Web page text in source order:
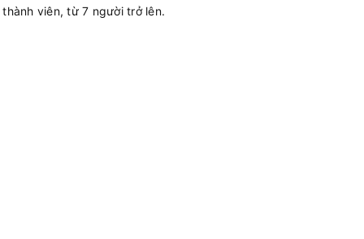
viên, từ 7 người trở lên.